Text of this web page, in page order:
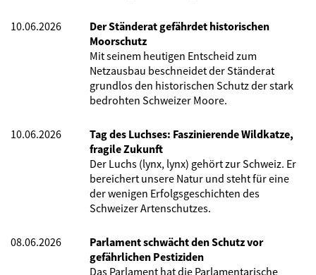
10.06.2026
Der Ständerat gefährdet historischen
Moorschutz
Mit seinem heutigen Entscheid zum
Netzausbau beschneidet der Ständerat
grundlos den historischen Schutz der stark
bedrohten Schweizer Moore.
10.06.2026
Tag des Luchses: Faszinierende Wildkatze,
fragile Zukunft
Der Luchs (lynx, lynx) gehört zur Schweiz. Er
bereichert unsere Natur und steht für eine
der wenigen Erfolgsgeschichten des
Schweizer Artenschutzes.
08.06.2026
Parlament schwächt den Schutz vor
gefährlichen Pestiziden
Das Parlament hat die Parlamentarische